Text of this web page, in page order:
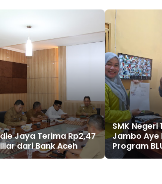
Jaya Terima Rp2,47
dari Bank Aceh
SMK Negeri
Jambo Aye
Program
Sinergi